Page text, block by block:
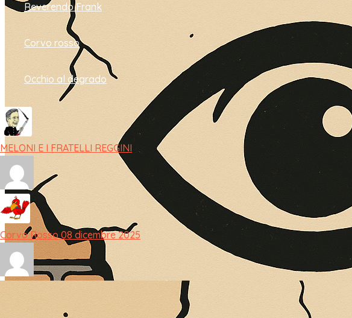
Reverendo Frank
Corvo rosso
Occhio al degrado
MELONI E I FRATELLI REGGINI
Corvo Rosso 08 dicembre 2025